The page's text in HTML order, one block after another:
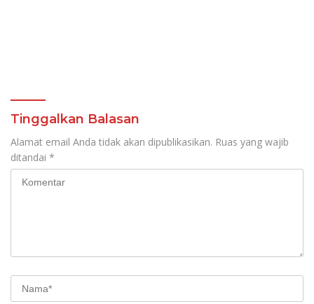
Tinggalkan Balasan
Alamat email Anda tidak akan dipublikasikan. Ruas yang wajib
ditandai *